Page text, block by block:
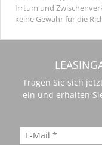
Irrtum und
keine Gewähr für die
Tragen Sie sich
ein und erhalten